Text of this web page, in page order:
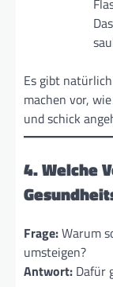
Es gibt
machen vor,
und schick
4. Welche
Frage:Warum
umsteigen?
Antwort: Dafür